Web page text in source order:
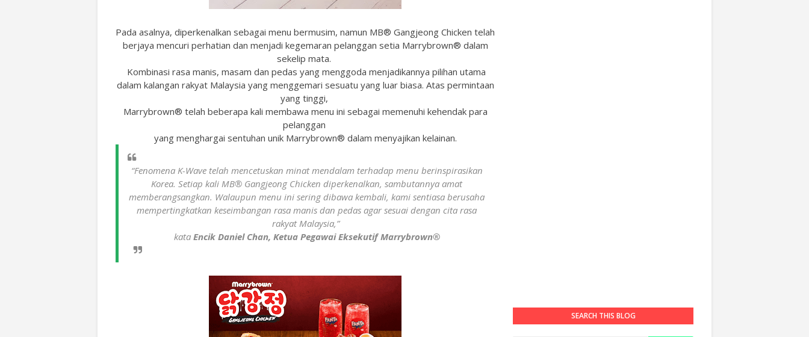
Pada asalnya, diperkenalkan sebagai menu bermusim, namun MB® Gangjeong Chicken telah
berjaya mencuri perhatian dan menjadi kegemaran pelanggan setia Marrybrown® dalam
sekelip mata.
Kombinasi rasa manis, masam dan pedas yang menggoda menjadikannya pilihan utama
dalam kalangan rakyat Malaysia yang menggemari sesuatu yang luar biasa. Atas permintaan
yang tinggi,
Marrybrown® telah beberapa kali membawa menu ini sebagai memenuhi kehendak para
pelanggan
yang menghargai sentuhan unik Marrybrown® dalam menyajikan kelainan.
“Fenomena K-Wave telah mencetuskan minat mendalam terhadap menu berinspirasikan
Korea. Setiap kali MB® Gangjeong Chicken diperkenalkan, sambutannya amat
memberangsangkan. Walaupun menu ini sering dibawa kembali, kami sentiasa berusaha
mempertingkatkan keseimbangan rasa manis dan pedas agar sesuai dengan cita rasa
rakyat Malaysia,”
kata Encik Daniel Chan, Ketua Pegawai Eksekutif Marrybrown®
SEARCH THIS BLOG